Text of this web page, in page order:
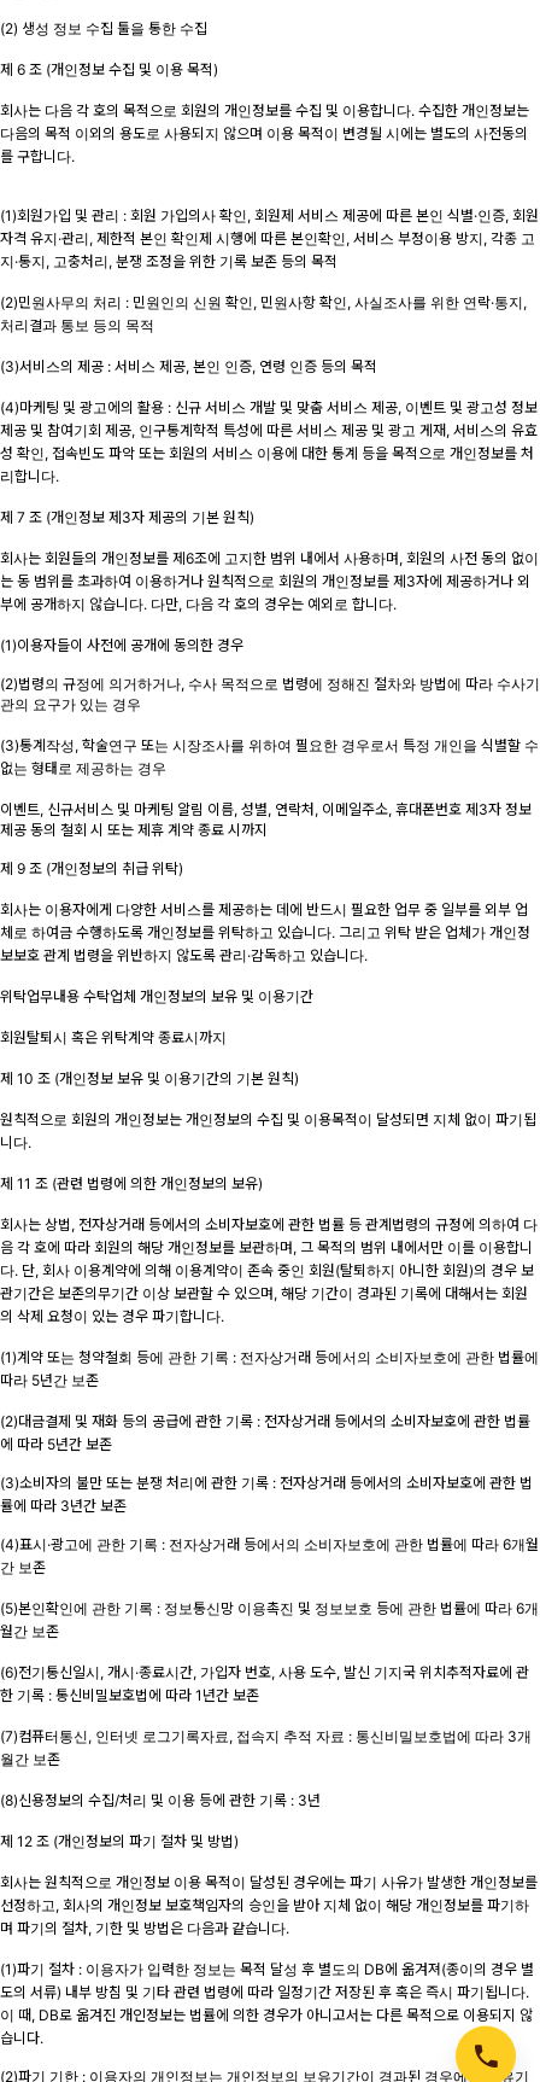
(2) 생성 정보 수집 툴을 통한 수집
제 6 조 (개인정보 수집 및 이용 목적)
회사는 다음 각 호의 목적으로 회원의 개인정보를 수집 및 이용합니다. 수집한 개인정보는
다음의 목적 이외의 용도로 사용되지 않으며 이용 목적이 변경될 시에는 별도의 사전동의
를 구합니다.
(1)회원가입 및 관리 : 회원 가입의사 확인, 회원제 서비스 제공에 따른 본인 식별·인증, 회원
자격 유지·관리, 제한적 본인 확인제 시행에 따른 본인확인, 서비스 부정이용 방지, 각종 고
지·통지, 고충처리, 분쟁 조정을 위한 기록 보존 등의 목적
(2)민원사무의 처리 : 민원인의 신원 확인, 민원사항 확인, 사실조사를 위한 연락·통지,
처리결과 통보 등의 목적
(3)서비스의 제공 : 서비스 제공, 본인 인증, 연령 인증 등의 목적
(4)마케팅 및 광고에의 활용 : 신규 서비스 개발 및 맞춤 서비스 제공, 이벤트 및 광고성 정보
제공 및 참여기회 제공, 인구통계학적 특성에 따른 서비스 제공 및 광고 게재, 서비스의 유효
성 확인, 접속빈도 파악 또는 회원의 서비스 이용에 대한 통계 등을 목적으로 개인정보를 처
리합니다.
제 7 조 (개인정보 제3자 제공의 기본 원칙)
회사는 회원들의 개인정보를 제6조에 고지한 범위 내에서 사용하며, 회원의 사전 동의 없이
는 동 범위를 초과하여 이용하거나 원칙적으로 회원의 개인정보를 제3자에 제공하거나 외
부에 공개하지 않습니다. 다만, 다음 각 호의 경우는 예외로 합니다.
(1)이용자들이 사전에 공개에 동의한 경우
(2)법령의 규정에 의거하거나, 수사 목적으로 법령에 정해진 절차와 방법에 따라 수사기
관의 요구가 있는 경우
(3)통계작성, 학술연구 또는 시장조사를 위하여 필요한 경우로서 특정 개인을 식별할 수
없는 형태로 제공하는 경우
이벤트, 신규서비스 및 마케팅 알림 이름, 성별, 연락처, 이메일주소, 휴대폰번호 제3자 정보
제공 동의 철회 시 또는 제휴 계약 종료 시까지
제 9 조 (개인정보의 취급 위탁)
회사는 이용자에게 다양한 서비스를 제공하는 데에 반드시 필요한 업무 중 일부를 외부 업
체로 하여금 수행하도록 개인정보를 위탁하고 있습니다. 그리고 위탁 받은 업체가 개인정
보보호 관계 법령을 위반하지 않도록 관리·감독하고 있습니다.
위탁업무내용 수탁업체 개인정보의 보유 및 이용기간
회원탈퇴시 혹은 위탁계약 종료시까지
제 10 조 (개인정보 보유 및 이용기간의 기본 원칙)
원칙적으로 회원의 개인정보는 개인정보의 수집 및 이용목적이 달성되면 지체 없이 파기됩
니다.
제 11 조 (관련 법령에 의한 개인정보의 보유)
회사는 상법, 전자상거래 등에서의 소비자보호에 관한 법률 등 관계법령의 규정에 의하여 다
음 각 호에 따라 회원의 해당 개인정보를 보관하며, 그 목적의 범위 내에서만 이를 이용합니
다. 단, 회사 이용계약에 의해 이용계약이 존속 중인 회원(탈퇴하지 아니한 회원)의 경우 보
관기간은 보존의무기간 이상 보관할 수 있으며, 해당 기간이 경과된 기록에 대해서는 회원
의 삭제 요청이 있는 경우 파기합니다.
(1)계약 또는 청약철회 등에 관한 기록 : 전자상거래 등에서의 소비자보호에 관한 법률에
따라 5년간 보존
(2)대금결제 및 재화 등의 공급에 관한 기록 : 전자상거래 등에서의 소비자보호에 관한 법률
에 따라 5년간 보존
(3)소비자의 불만 또는 분쟁 처리에 관한 기록 : 전자상거래 등에서의 소비자보호에 관한 법
률에 따라 3년간 보존
(4)표시·광고에 관한 기록 : 전자상거래 등에서의 소비자보호에 관한 법률에 따라 6개월
간 보존
(5)본인확인에 관한 기록 : 정보통신망 이용촉진 및 정보보호 등에 관한 법률에 따라 6개
월간 보존
(6)전기통신일시, 개시·종료시간, 가입자 번호, 사용 도수, 발신 기지국 위치추적자료에 관
한 기록 : 통신비밀보호법에 따라 1년간 보존
(7)컴퓨터통신, 인터넷 로그기록자료, 접속지 추적 자료 : 통신비밀보호법에 따라 3개
월간 보존
(8)신용정보의 수집/처리 및 이용 등에 관한 기록 : 3년
제 12 조 (개인정보의 파기 절차 및 방법)
회사는 원칙적으로 개인정보 이용 목적이 달성된 경우에는 파기 사유가 발생한 개인정보를
선정하고, 회사의 개인정보 보호책임자의 승인을 받아 지체 없이 해당 개인정보를 파기하
며 파기의 절차, 기한 및 방법은 다음과 같습니다.
(1)파기 절차 : 이용자가 입력한 정보는 목적 달성 후 별도의 DB에 옮겨져(종이의 경우 별
도의 서류) 내부 방침 및 기타 관련 법령에 따라 일정기간 저장된 후 혹은 즉시 파기됩니다.
이 때, DB로 옮겨진 개인정보는 법률에 의한 경우가 아니고서는 다른 목적으로 이용되지 않
습니다.
(2)파기 기한 : 이용자의 개인정보는 개인정보의 보유기간이 경과된 경우에는 보유기